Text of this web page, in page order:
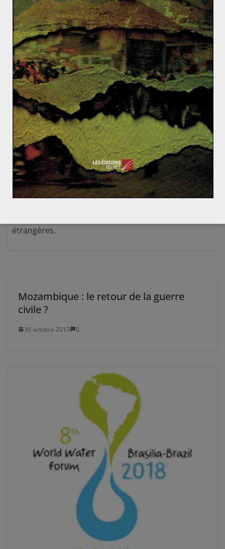
À Davos, Emmanuel Macron appelle à repenser le ca
pitalisme
Quelles relations franco-russes ? Vidéo. P. Vimont et
B. Tertrais
Claire POTIN
Après une licence de droit à l'Université d'Orléans,
Claire Potin s'est formée en sciences politiques et
relations internationales à l'Université Jean Moulin de
étrangères.
Mozambique : le retour de la guerre
civile ?
30 octobre 2013 0